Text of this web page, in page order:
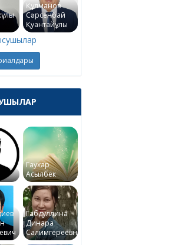
Құлманов
Сәрсенбай
Қуантайұлы
Гаухар
Асылбек
Габдуллина
Динара
Салимгереевна